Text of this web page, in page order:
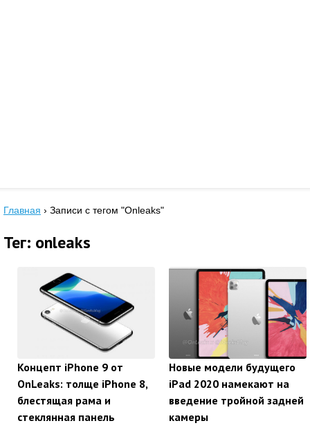
Главная › Записи с тегом "Onleaks"
Тег: onleaks
Концепт iPhone 9 от
OnLeaks: толще iPhone 8,
блестящая рама и
стеклянная панель
Новые модели будущего
iPad 2020 намекают на
введение тройной задней
камеры